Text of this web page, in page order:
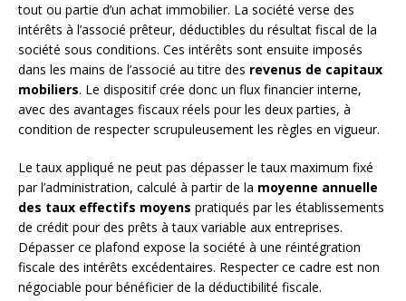
tout ou partie d’un achat immobilier. La société verse des
intérêts à l’associé prêteur, déductibles du résultat fiscal de la
société sous conditions. Ces intérêts sont ensuite imposés
dans les mains de l’associé au titre des revenus de capitaux
mobiliers. Le dispositif crée donc un flux financier interne,
avec des avantages fiscaux réels pour les deux parties, à
condition de respecter scrupuleusement les règles en vigueur.
Le taux appliqué ne peut pas dépasser le taux maximum fixé
par l’administration, calculé à partir de la moyenne annuelle
des taux effectifs moyens pratiqués par les établissements
de crédit pour des prêts à taux variable aux entreprises.
Dépasser ce plafond expose la société à une réintégration
fiscale des intérêts excédentaires. Respecter ce cadre est non
négociable pour bénéficier de la déductibilité fiscale.